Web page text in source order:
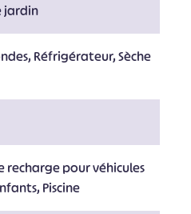
jardin
Réfrigérateur, Sèche
recharge pour véhicules
Piscine